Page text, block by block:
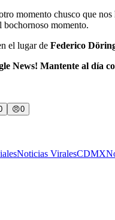
momento chusco que
momento.
el lugar de Federico
News! Mantente al día
😠0
Noticias ViralesCDMX